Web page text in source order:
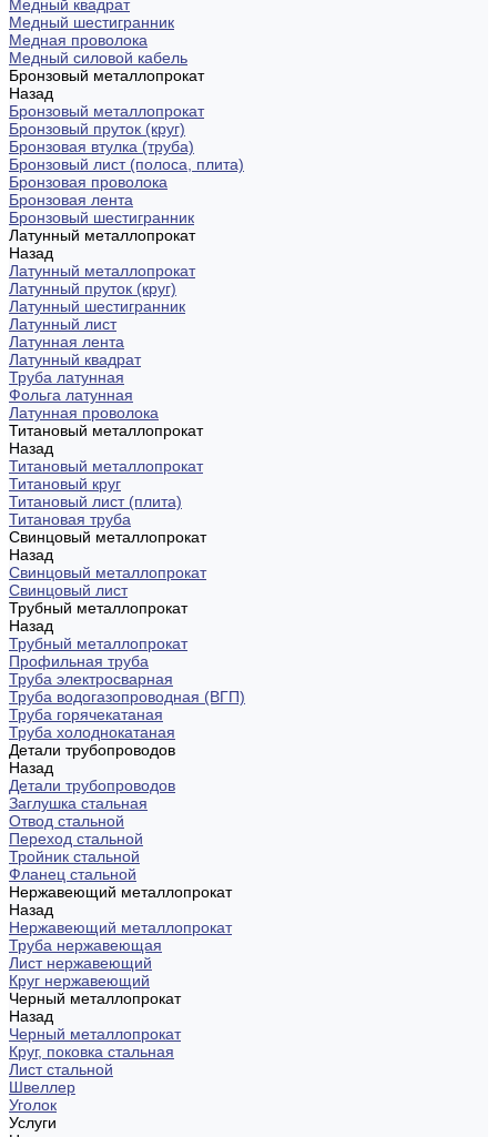
Медный квадрат
Медный шестигранник
Медная проволока
Медный силовой кабель
Бронзовый металлопрокат
Назад
Бронзовый металлопрокат
Бронзовый пруток (круг)
Бронзовая втулка (труба)
Бронзовый лист (полоса, плита)
Бронзовая проволока
Бронзовая лента
Бронзовый шестигранник
Латунный металлопрокат
Назад
Латунный металлопрокат
Латунный пруток (круг)
Латунный шестигранник
Латунный лист
Латунная лента
Латунный квадрат
Труба латунная
Фольга латунная
Латунная проволока
Титановый металлопрокат
Назад
Титановый металлопрокат
Титановый круг
Титановый лист (плита)
Титановая труба
Свинцовый металлопрокат
Назад
Свинцовый металлопрокат
Свинцовый лист
Трубный металлопрокат
Назад
Трубный металлопрокат
Профильная труба
Труба электросварная
Труба водогазопроводная (ВГП)
Труба горячекатаная
Труба холоднокатаная
Детали трубопроводов
Назад
Детали трубопроводов
Заглушка стальная
Отвод стальной
Переход стальной
Тройник стальной
Фланец стальной
Нержавеющий металлопрокат
Назад
Нержавеющий металлопрокат
Труба нержавеющая
Лист нержавеющий
Круг нержавеющий
Черный металлопрокат
Назад
Черный металлопрокат
Круг, поковка стальная
Лист стальной
Швеллер
Уголок
Услуги